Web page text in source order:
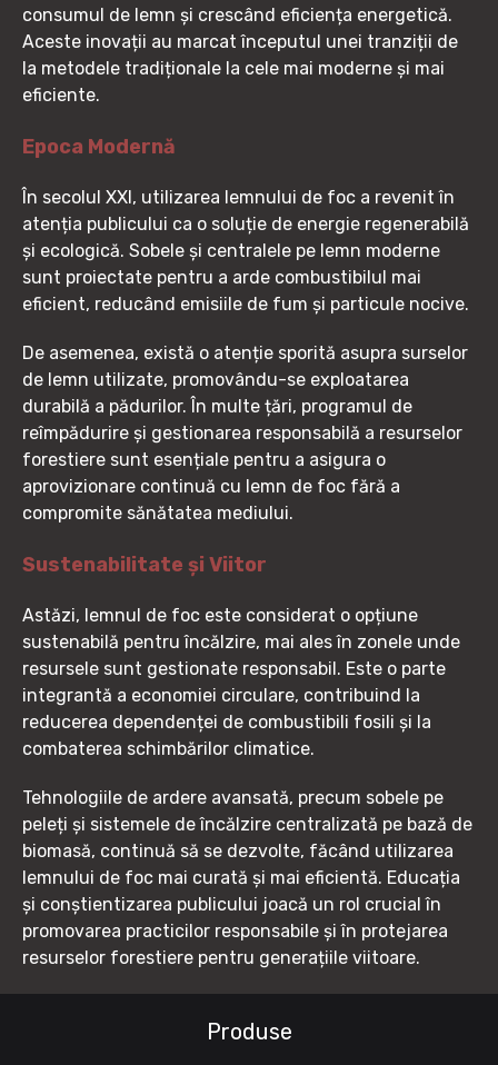
consumul de lemn și crescând eficiența energetică.
Aceste inovații au marcat începutul unei tranziții de
la metodele tradiționale la cele mai moderne și mai
eficiente.
Epoca Modernă
În secolul XXI, utilizarea lemnului de foc a revenit în
atenția publicului ca o soluție de energie regenerabilă
și ecologică. Sobele și centralele pe lemn moderne
sunt proiectate pentru a arde combustibilul mai
eficient, reducând emisiile de fum și particule nocive.
De asemenea, există o atenție sporită asupra surselor
de lemn utilizate, promovându-se exploatarea
durabilă a pădurilor. În multe țări, programul de
reîmpădurire și gestionarea responsabilă a resurselor
forestiere sunt esențiale pentru a asigura o
aprovizionare continuă cu lemn de foc fără a
compromite sănătatea mediului.
Sustenabilitate și Viitor
Astăzi, lemnul de foc este considerat o opțiune
sustenabilă pentru încălzire, mai ales în zonele unde
resursele sunt gestionate responsabil. Este o parte
integrantă a economiei circulare, contribuind la
reducerea dependenței de combustibili fosili și la
combaterea schimbărilor climatice.
Tehnologiile de ardere avansată, precum sobele pe
peleți și sistemele de încălzire centralizată pe bază de
biomasă, continuă să se dezvolte, făcând utilizarea
lemnului de foc mai curată și mai eficientă. Educația
și conștientizarea publicului joacă un rol crucial în
promovarea practicilor responsabile și în protejarea
resurselor forestiere pentru generațiile viitoare.
Produse